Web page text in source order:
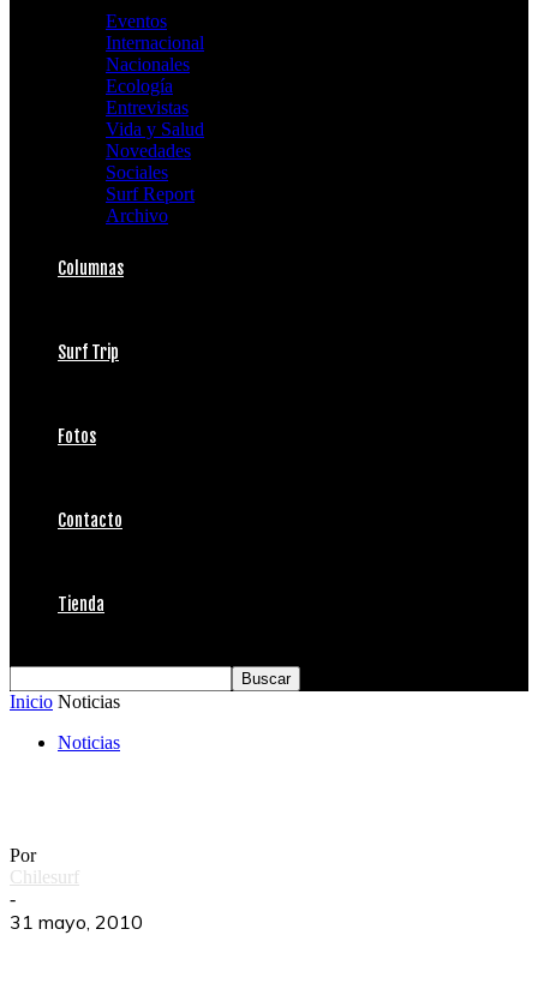
Eventos
Internacional
Nacionales
Ecología
Entrevistas
Vida y Salud
Novedades
Sociales
Surf Report
Archivo
Columnas
Surf Trip
Fotos
Contacto
Tienda
Inicio Noticias
Noticias
Por
Chilesurf
-
31 mayo, 2010